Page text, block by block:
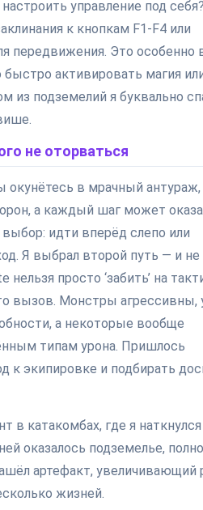
управление под
к кнопкам F1-F4 или
передвижения. Это особенно
активировать магия
из подземелий я буквально
не оторваться
окунётесь в мрачный антураж,
а каждый шаг может
идти вперёд слепо или
Я выбрал второй путь — и не
нельзя просто ‘забить’ на
вызов. Монстры агрессивны,
а некоторые вообще
типам урона. Пришлось
к экипировке и подбирать
в катакомбах, где я
оказалось подземелье,
артефакт, увеличивающий
жизней.